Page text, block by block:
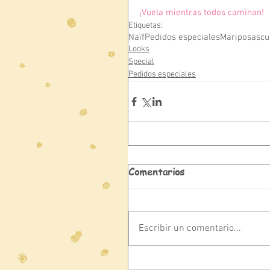
¡Vuela mientras todos caminan!
Etiquetas:
NaïfPedidos especialesMariposas
Looks
Special
Pedidos especiales
Comentarios
Escribir un comentario...